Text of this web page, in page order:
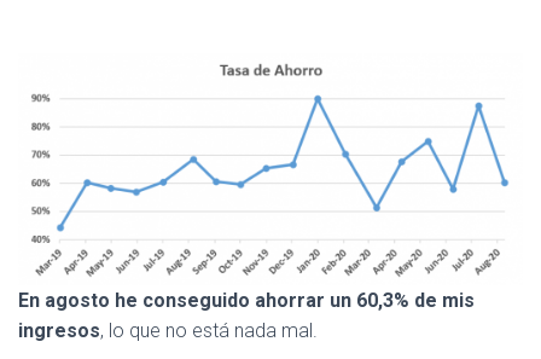
En agosto he conseguido ahorrar un 60,3% de mis
ingresos, lo que no está nada mal.